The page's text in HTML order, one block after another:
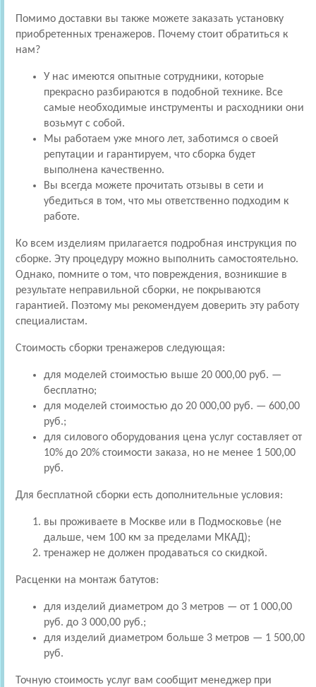
Помимо доставки вы также можете заказать установку
приобретенных тренажеров. Почему стоит обратиться к
нам?
У нас имеются опытные сотрудники, которые
прекрасно разбираются в подобной технике. Все
самые необходимые инструменты и расходники они
возьмут с собой.
Мы работаем уже много лет, заботимся о своей
репутации и гарантируем, что сборка будет
выполнена качественно.
Вы всегда можете прочитать отзывы в сети и
убедиться в том, что мы ответственно подходим к
работе.
Ко всем изделиям прилагается подробная инструкция по
сборке. Эту процедуру можно выполнить самостоятельно.
Однако, помните о том, что повреждения, возникшие в
результате неправильной сборки, не покрываются
гарантией. Поэтому мы рекомендуем доверить эту работу
специалистам.
Стоимость сборки тренажеров следующая:
для моделей стоимостью выше 20 000,00 руб. —
бесплатно;
для моделей стоимостью до 20 000,00 руб. — 600,00
руб.;
для силового оборудования цена услуг составляет от
10% до 20% стоимости заказа, но не менее 1 500,00
руб.
Для бесплатной сборки есть дополнительные условия:
вы проживаете в Москве или в Подмосковье (не
дальше, чем 100 км за пределами МКАД);
тренажер не должен продаваться со скидкой.
Расценки на монтаж батутов:
для изделий диаметром до 3 метров — от 1 000,00
руб. до 3 000,00 руб.;
для изделий диаметром больше 3 метров — 1 500,00
руб.
Точную стоимость услуг вам сообщит менеджер при